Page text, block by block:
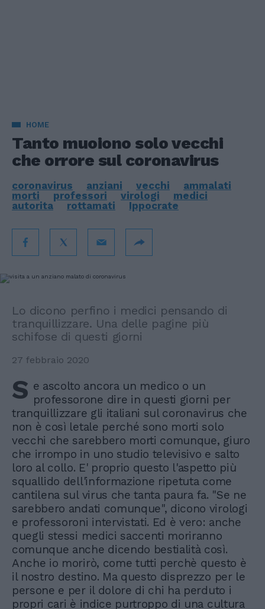
HOME
Tanto muoiono solo vecchi
che orrore sul coronavirus
coronavirus anziani vecchi
ammalati
morti
professori virologi
medici
autorita
rottamati Ippocrate
Lo dicono perfino i medici pensando di
tranquillizzare. Una delle pagine più
schifose di questi giorni
27 febbraio 2020
S e ascolto ancora un medico o un
professorone dire in questi giorni per
tranquillizzare gli italiani sul coronavirus che
non è così letale perché sono morti solo
vecchi che sarebbero morti comunque, giuro
che irrompo in uno studio televisivo e salto
loro al collo. E' proprio questo l'aspetto più
squallido dell'informazione ripetuta come
cantilena sul virus che tanta paura fa. "Se ne
sarebbero andati comunque", dicono virologi
e professoroni intervistati. Ed è vero: anche
quegli stessi medici saccenti moriranno
comunque anche dicendo bestialità così.
Anche io morirò, come tutti perchè questo è
il nostro destino. Ma questo disprezzo per le
persone e per il dolore di chi ha perduto i
propri cari è indice purtroppo di una cultura